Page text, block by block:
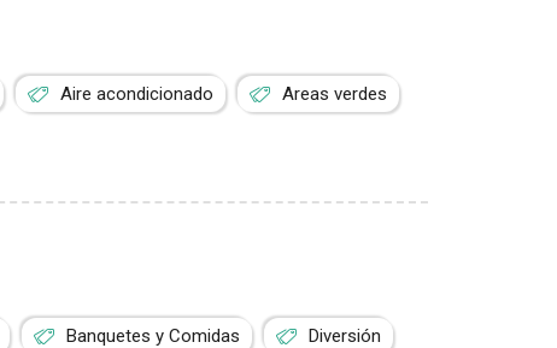
Aire acondicionado Areas verdes
Banquetes y Comidas Diversión